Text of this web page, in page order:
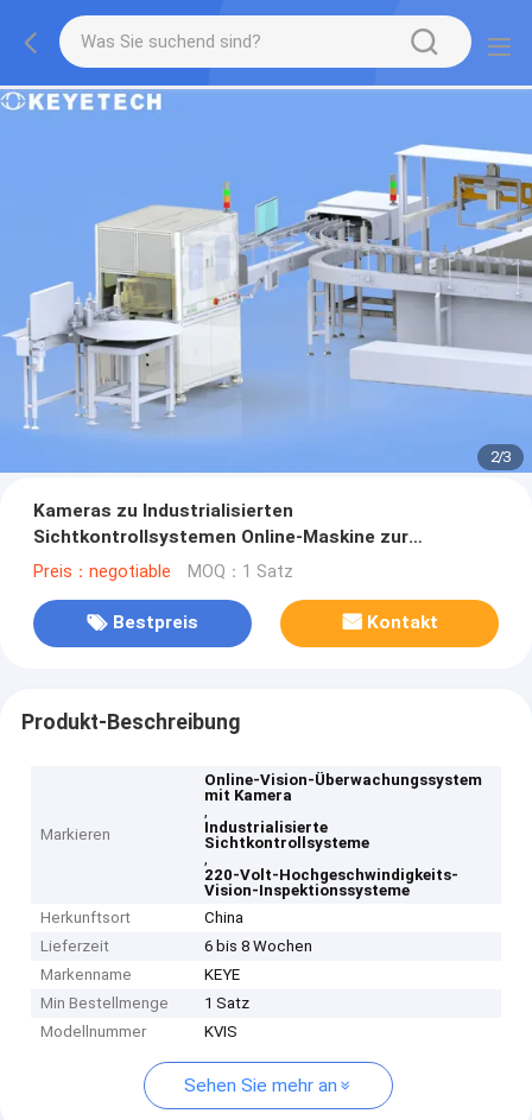
2/3
Kameras zu Industrialisierten
Sichtkontrollsystemen Online-Maskine zur
Fehlererkennung
Preis：negotiable MOQ：1 Satz
Bestpreis Kontakt
Produkt-Beschreibung
Markieren
Online-Vision-Überwachungssystem
mit Kamera
,
Industrialisierte
Sichtkontrollsysteme
,
220-Volt-Hochgeschwindigkeits-
Vision-Inspektionssysteme
Herkunftsort
China
Lieferzeit
6 bis 8 Wochen
Markenname
KEYE
Min Bestellmenge
1 Satz
Modellnummer
KVIS
Sehen Sie mehr an